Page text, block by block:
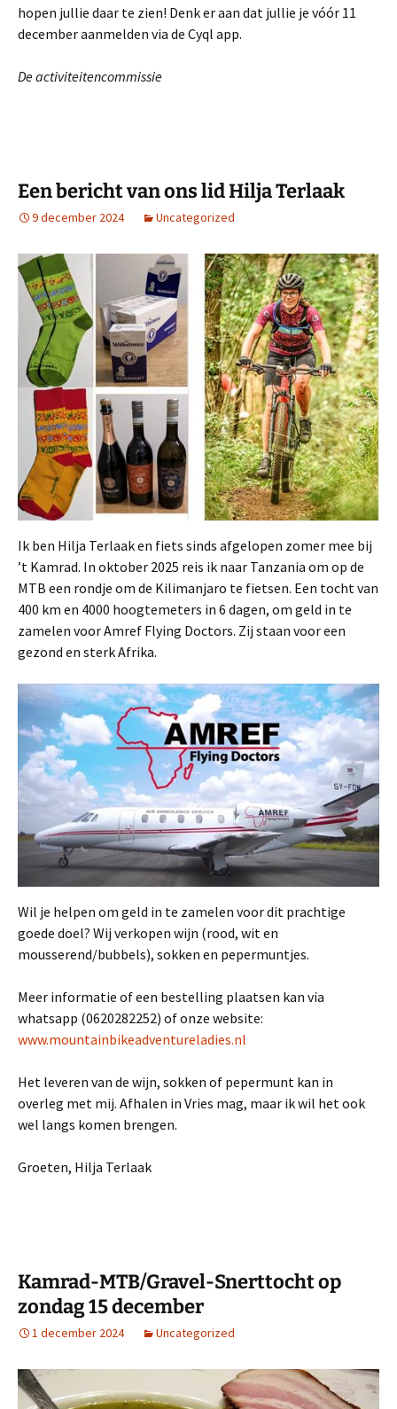
hopen jullie daar te zien! Denk er aan dat jullie je vóór 11
december aanmelden via de Cyql app.
De activiteitencommissie
Een bericht van ons lid Hilja Terlaak
9 december 2024 Uncategorized
Ik ben Hilja Terlaak en fiets sinds afgelopen zomer mee bij
’t Kamrad. In oktober 2025 reis ik naar Tanzania om op de
MTB een rondje om de Kilimanjaro te fietsen. Een tocht van
400 km en 4000 hoogtemeters in 6 dagen, om geld in te
zamelen voor Amref Flying Doctors. Zij staan voor een
gezond en sterk Afrika.
Wil je helpen om geld in te zamelen voor dit prachtige
goede doel? Wij verkopen wijn (rood, wit en
mousserend/bubbels), sokken en pepermuntjes.
Meer informatie of een bestelling plaatsen kan via
whatsapp (0620282252) of onze website:
www.mountainbikeadventureladies.nl
Het leveren van de wijn, sokken of pepermunt kan in
overleg met mij. Afhalen in Vries mag, maar ik wil het ook
wel langs komen brengen.
Groeten, Hilja Terlaak
Kamrad-MTB/Gravel-Snerttocht op
zondag 15 december
1 december 2024 Uncategorized